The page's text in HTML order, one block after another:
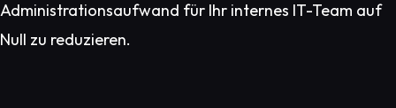
Administrationsaufwand für Ihr internes IT-Team auf
Null zu reduzieren.